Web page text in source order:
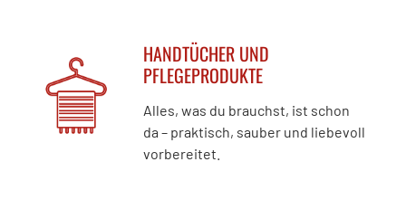
HANDTÜCHER UND
PFLEGEPRODUKTE
Alles, was du brauchst, ist schon
da – praktisch, sauber und liebevoll
vorbereitet.